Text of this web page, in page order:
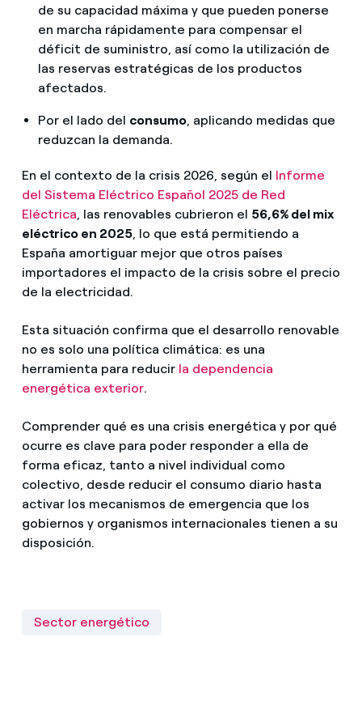
de su capacidad máxima y que pueden ponerse
en marcha rápidamente para compensar el
déficit de suministro, así como la utilización de
las reservas estratégicas de los productos
afectados.
Por el lado del consumo, aplicando medidas que
reduzcan la demanda.
En el contexto de la crisis 2026, según el Informe
del Sistema Eléctrico Español 2025 de Red
Eléctrica, las renovables cubrieron el 56,6% del mix
eléctrico en 2025, lo que está permitiendo a
España amortiguar mejor que otros países
importadores el impacto de la crisis sobre el precio
de la electricidad.
Esta situación confirma que el desarrollo renovable
no es solo una política climática: es una
herramienta para reducir la dependencia
energética exterior.
Comprender qué es una crisis energética y por qué
ocurre es clave para poder responder a ella de
forma eficaz, tanto a nivel individual como
colectivo, desde reducir el consumo diario hasta
activar los mecanismos de emergencia que los
gobiernos y organismos internacionales tienen a su
disposición.
Sector energético